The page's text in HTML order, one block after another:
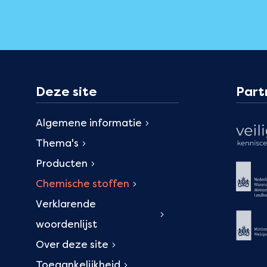
Deze site
Algemene informatie
Thema's
Producten
Chemische stoffen
Verklarende
woordenlijst
Over deze site